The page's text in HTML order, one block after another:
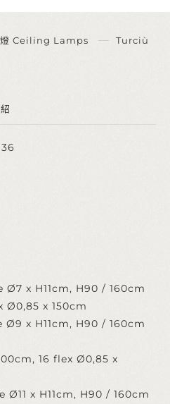
燈 Ceiling Lamps
Turciù
Ø7 x H11cm, H90 / 160cm
Ø0,85 x 150cm
Ø9 x H11cm, H90 / 160cm
16 flex Ø0,85 x
Ø11 x H11cm, H90 / 160cm